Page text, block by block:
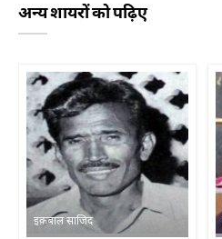
अन्य शायरों को पढ़िए
इक़बाल साजिद